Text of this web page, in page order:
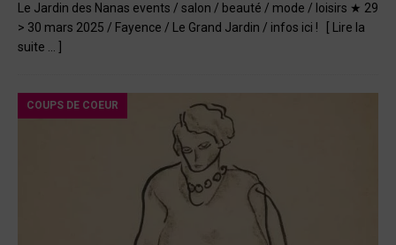
Le Jardin des Nanas events / salon / beauté / mode / loisirs ★ 29
> 30 mars 2025 / Fayence / Le Grand Jardin / infos ici !
[ Lire la
suite … ]
COUPS DE COEUR